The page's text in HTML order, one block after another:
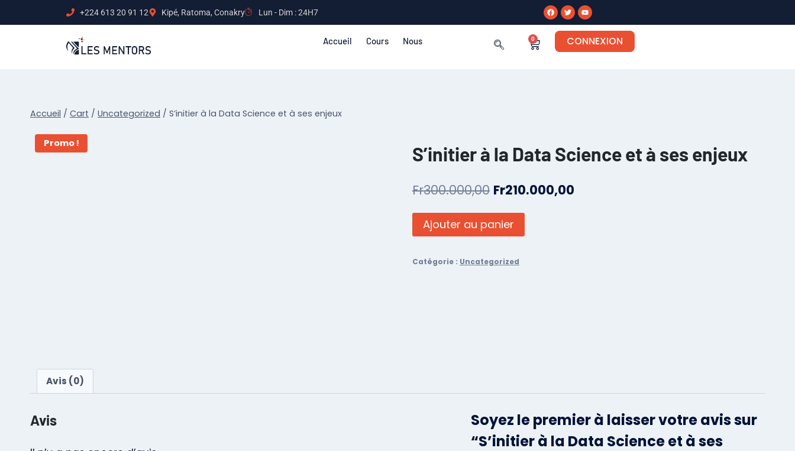
+224 613 20 91 12 Kipé, Ratoma, Conakry Lun - Dim : 24H7
Accueil Cours Nous 0 CONNEXION
Accueil / Cart / Uncategorized / S’initier à la Data Science et à ses enjeux
Promo ! S’initier à la Data Science et à ses enjeux
Fr300.000,00 Fr210.000,00
Ajouter au panier
Catégorie : Uncategorized
Avis (0)
Avis
Soyez le premier à laisser votre avis sur
“S’initier à la Data Science et à ses